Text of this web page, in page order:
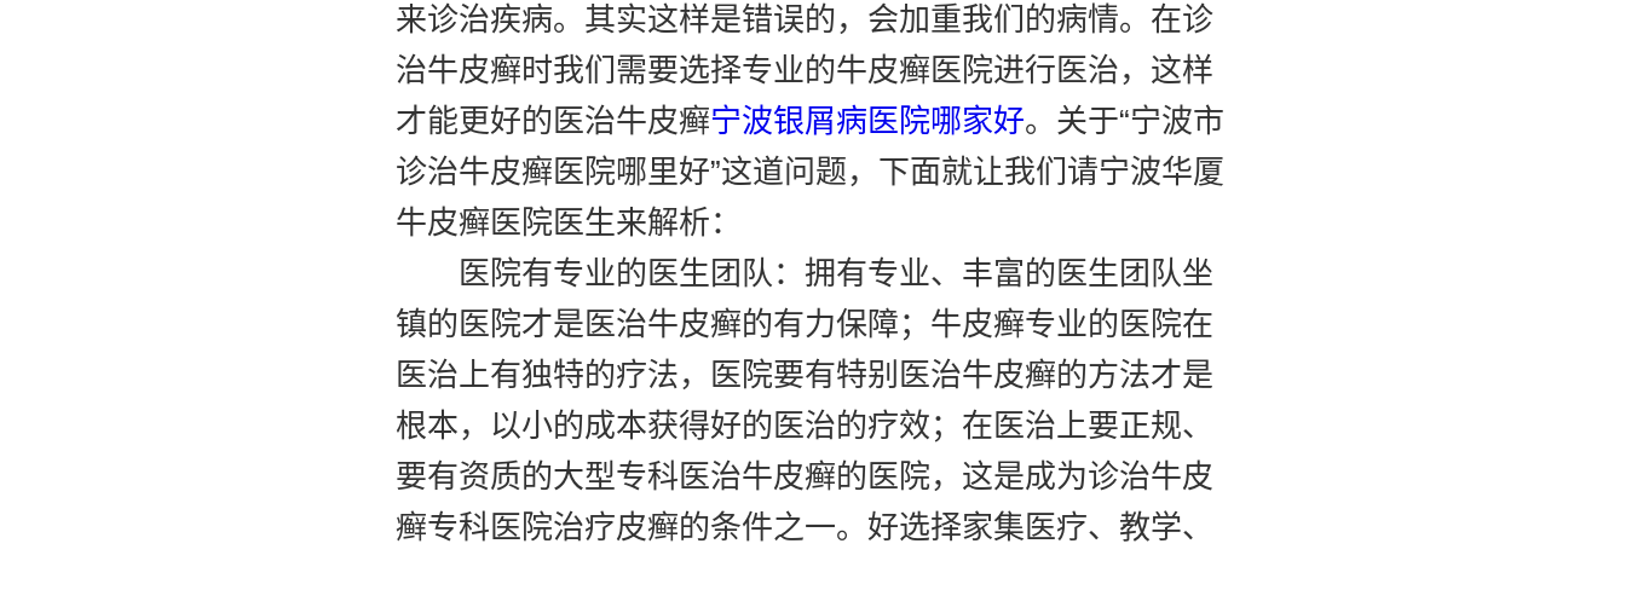
来诊治疾病。其实这样是错误的，会加重我们的病情。在诊
治牛皮癣时我们需要选择专业的牛皮癣医院进行医治，这样
才能更好的医治牛皮癣宁波银屑病医院哪家好。关于“宁波市
诊治牛皮癣医院哪里好”这道问题，下面就让我们请宁波华厦
牛皮癣医院医生来解析：
医院有专业的医生团队：拥有专业、丰富的医生团队坐
镇的医院才是医治牛皮癣的有力保障；牛皮癣专业的医院在
医治上有独特的疗法，医院要有特别医治牛皮癣的方法才是
根本，以小的成本获得好的医治的疗效；在医治上要正规、
要有资质的大型专科医治牛皮癣的医院，这是成为诊治牛皮
癣专科医院治疗皮癣的条件之一。好选择家集医疗、教学、